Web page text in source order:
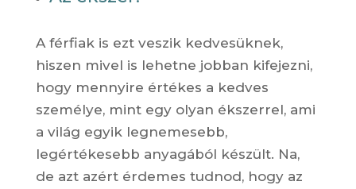
A férfiak is ezt veszik kedvesüknek,
hiszen mivel is lehetne jobban kifejezni,
hogy mennyire értékes a kedves
személye, mint egy olyan ékszerrel, ami
a világ egyik legnemesebb,
legértékesebb anyagából készült. Na,
de azt azért érdemes tudnod, hogy az